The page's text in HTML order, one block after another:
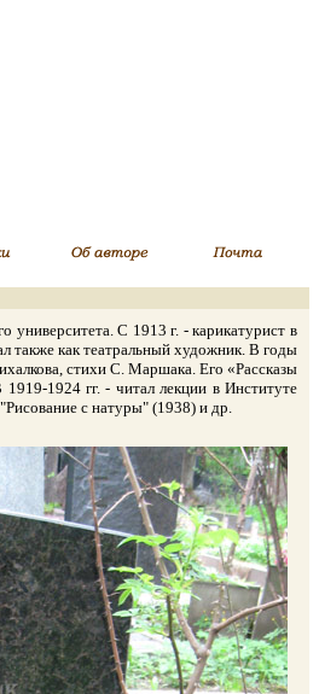
университета. С 1913 г. - карикатурист в
также как театральный художник. В годы
стихи С. Маршака. Его «Рассказы
1924 гг. - читал лекции в Институте
с натуры" (1938) и др.